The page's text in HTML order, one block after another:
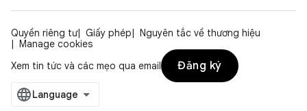
Quyền riêng tư Giấy phép
Nguyên tắc về thương hiệu
Manage cookies
Xem tin tức và các mẹo qua email
Đăng ký